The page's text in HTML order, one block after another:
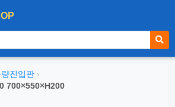
량진입판 ›
700×550×H200